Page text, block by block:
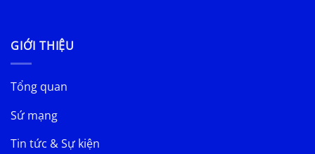
GIỚI THIỆU
Tổng quan
Sứ mạng
Tin tức & Sự kiện